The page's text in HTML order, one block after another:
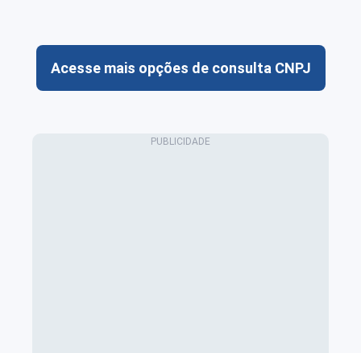
Acesse mais opções de consulta CNPJ